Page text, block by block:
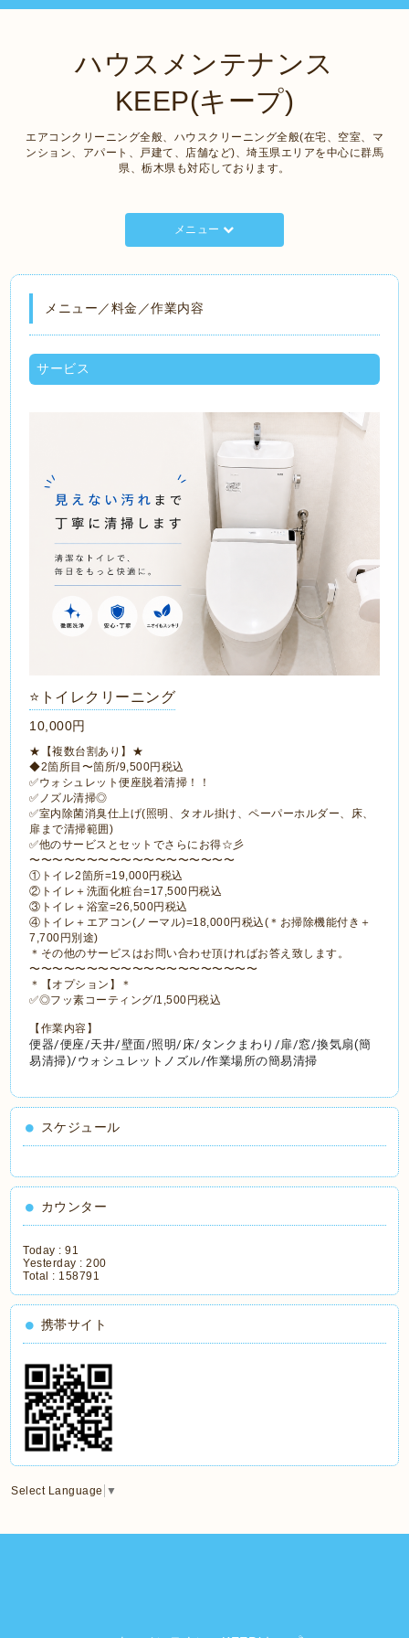
ハウスメンテナンス
KEEP(キープ)
エアコンクリーニング全般、ハウスクリーニング全般(在宅、空室、マ
ンション、アパート、戸建て、店舗など)、埼玉県エリアを中心に群馬
県、栃木県も対応しております。
メニュー
メニュー／料金／作業内容
サービス
⭐️トイレクリーニング
10,000円
★【複数台割あり】★
◆2箇所目〜箇所/9,500円税込
✅ウォシュレット便座脱着清掃！！
✅ノズル清掃◎
✅室内除菌消臭仕上げ(照明、タオル掛け、ペーパーホルダー、床、
扉まで清掃範囲)
✅他のサービスとセットでさらにお得☆彡
〜〜〜〜〜〜〜〜〜〜〜〜〜〜〜〜〜〜
①トイレ2箇所=19,000円税込
②トイレ＋洗面化粧台=17,500円税込
③トイレ＋浴室=26,500円税込
④トイレ＋エアコン(ノーマル)=18,000円税込(＊お掃除機能付き＋
7,700円別途)
＊その他のサービスはお問い合わせ頂ければお答え致します。
〜〜〜〜〜〜〜〜〜〜〜〜〜〜〜〜〜〜〜〜
＊【オプション】＊
✅◎フッ素コーティング/1,500円税込
【作業内容】
便器/便座/天井/壁面/照明/床/タンクまわり/扉/窓/換気扇(簡
易清掃)/ウォシュレットノズル/作業場所の簡易清掃
スケジュール
カウンター
Today :91
Yesterday :200
Total : 158791
携帯サイト
Select Language ▼